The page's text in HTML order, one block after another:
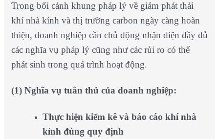
Trong bối cảnh khung pháp lý về giảm phát thải
khí nhà kính và thị trường carbon ngày càng hoàn
thiện, doanh nghiệp cần chủ động nhận diện đầy đủ
các nghĩa vụ pháp lý cũng như các rủi ro có thể
phát sinh trong quá trình hoạt động.
(1) Nghĩa vụ tuân thủ của doanh nghiệp:
Thực hiện kiểm kê và báo cáo khí nhà
kính đúng quy định